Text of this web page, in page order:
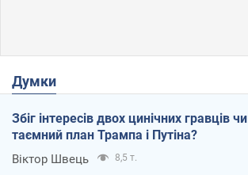
Думки
Збіг інтересів двох цинічних гравців чи
таємний план Трампа і Путіна?
Віктор Швець 8,5 т.